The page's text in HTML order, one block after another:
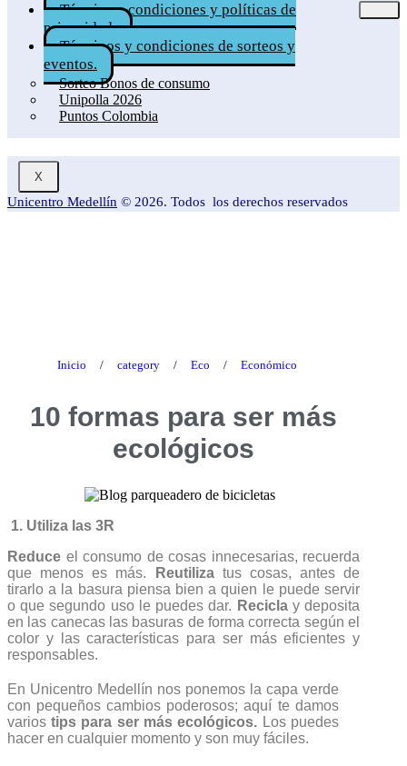
Términos, condiciones y políticas de
privacidad.
Términos y condiciones de sorteos y
eventos.
Sorteo Bonos de consumo
Unipolla 2026
Puntos Colombia
X
Unicentro Medellín © 2026. Todos los derechos reservados
Inicio / category / Eco / Económico
10 formas para ser más
ecológicos
1. Utiliza las 3R
Reduce el consumo de cosas innecesarias, recuerda
que menos es más.
Reutilizatus cosas, antes de
tirarlo a la basura piensa bien a quien le puede servir
o que segundo uso le puedes dar. Reciclay deposita
en las canecas las basuras de forma correcta según el
color y las características para ser más eficientes y
responsables.
En Unicentro Medellín nos ponemos la capa verde
con pequeños cambios poderosos; aquí te damos
variostips para ser más ecológicos. Los puedes
hacer en cualquier momento y son muy fáciles.